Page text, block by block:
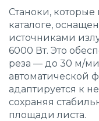
Станоки,
каталоге,
источниками
6000 Вт. Это
реза — до 30 м/
автоматической
адаптируется к
сохраняя
площади листа.